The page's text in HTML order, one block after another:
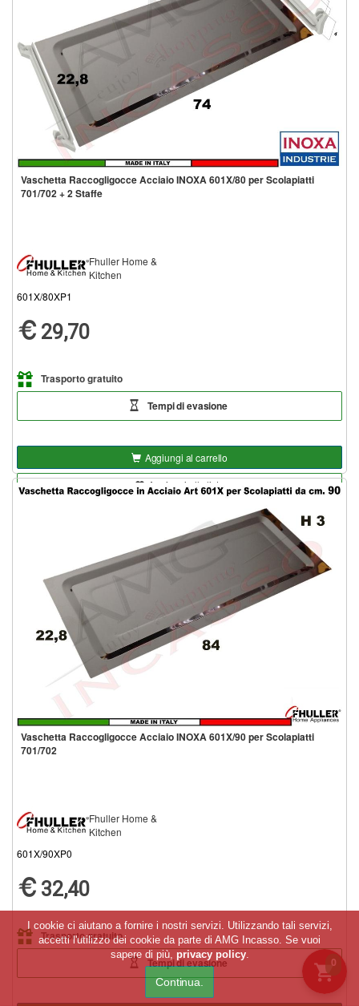
0
Vaschetta Raccogligocce Acciaio INOXA 601X/80 per Scolapiatti
701/702 + 2 Staffe
Fhuller Home &
Kitchen
601X/80XP1
29,70
Trasporto gratuito
Tempi di evasione
Aggiungi al carrello
Aggiungi alla lista
Vaschetta Raccogligocce Acciaio INOXA 601X/90 per Scolapiatti
701/702
Fhuller Home &
Kitchen
601X/90XP0
32,40
Trasporto gratuito
Tempi di evasione
I cookie ci aiutano a fornire i nostri servizi. Utilizzando tali servizi,
accetti l'utilizzo dei cookie da parte di AMG Incasso. Se vuoi
sapere di più, privacy policy.